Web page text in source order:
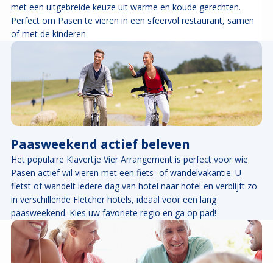
met een uitgebreide keuze uit warme en koude gerechten.
Perfect om Pasen te vieren in een sfeervol restaurant, samen
of met de kinderen.
Paasweekend actief beleven
Het populaire Klavertje Vier Arrangement is perfect voor wie
Pasen actief wil vieren met een fiets- of wandelvakantie. U
fietst of wandelt iedere dag van hotel naar hotel en verblijft zo
in verschillende Fletcher hotels, ideaal voor een lang
paasweekend. Kies uw favoriete regio en ga op pad!